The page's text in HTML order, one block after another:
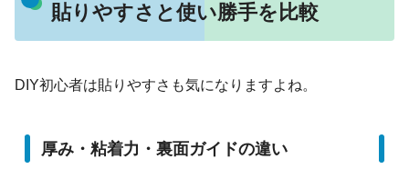
貼りやすさと使い勝手を比較
DIY初心者は貼りやすさも気になりますよね。
厚み・粘着力・裏面ガイドの違い